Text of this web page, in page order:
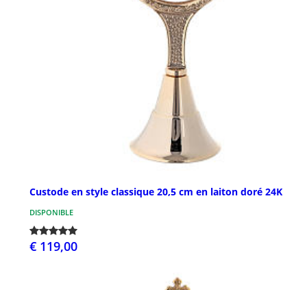
Custode en style classique 20,5 cm en laiton doré 24K
DISPONIBLE
€ 119,00